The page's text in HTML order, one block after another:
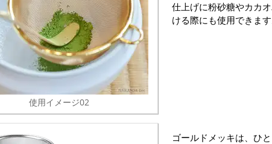
使用イメージ02
仕上げに粉砂糖やカカ
ける際にも使用できます
ゴールドメッキは、ひ